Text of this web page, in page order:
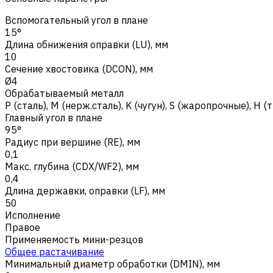
Вспомогательный угол в плане
15°
Длина обнижения оправки (LU), мм
10
Сечение хвостовика (DCON), мм
Ø4
Обрабатываемый металл
Р (сталь), M (нерж.сталь), K (чугун), S (жаропрочные), H
Главный угол в плане
95°
Радиус при вершине (RE), мм
0,1
Макс. глубина (CDX/WF2), мм
0,4
Длина державки, оправки (LF), мм
50
Исполнение
Правое
Применяемость мини-резцов
Общее растачивание
Минимальный диаметр обработки (DMIN), мм